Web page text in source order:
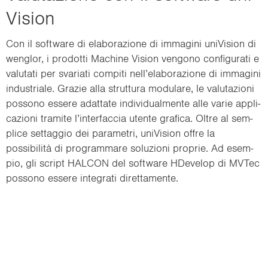
Vi­sion
Con il soft­ware di ela­bo­ra­zio­ne di im­ma­gi­ni uni­Vi­sion di
wen­glor, i pro­dot­ti Ma­chi­ne Vi­sion ven­go­no con­fi­gu­ra­ti e
va­lu­ta­ti per sva­ria­ti com­pi­ti nell’ela­bo­ra­zio­ne di im­ma­gi­ni
in­du­stria­le. Gra­zie alla strut­tu­ra mo­du­la­re, le va­lu­ta­zio­ni
pos­so­no es­se­re adat­ta­te in­di­vi­dual­men­te alle varie ap­pli­
ca­zio­ni tra­mi­te l’in­ter­fac­cia uten­te gra­fi­ca. Oltre al sem­
pli­ce set­tag­gio dei pa­ra­me­tri, uni­Vi­sion offre la
possibilità di pro­gram­ma­re so­lu­zio­ni pro­prie. Ad esem­
pio, gli script HAL­CON del soft­ware HDe­ve­lop di MVTec
pos­so­no es­se­re in­te­gra­ti di­ret­ta­men­te.